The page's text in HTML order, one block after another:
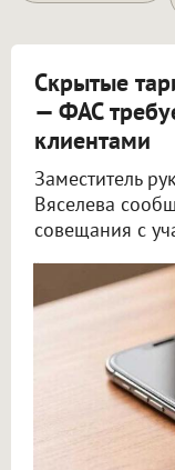
Скрытые
— ФАС
клиентами
Заместитель
Вяселева
совещания с